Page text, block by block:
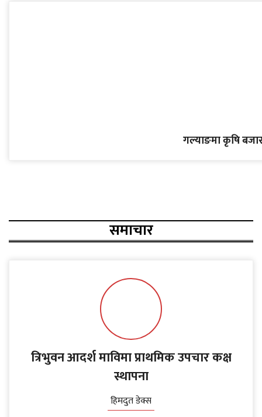
गल्याङमा कृषि
समाचार
त्रिभुवन आदर्श माविमा प्राथमिक उपचार कक्ष
स्थापना
हिमदुत डेक्स